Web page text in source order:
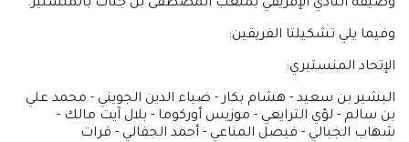
وضيفه النادي الإفريقي بملعب المصطفى بن جنات بالمنستير.
وفيما يلي تشكيلتا الفريقين:
الإتحاد المنستيري:
البشير بن سعيد - هشام بكار - ضياء الدين الجويني - محمد علي
بن سالم - لؤي الترايعي - موزيس أوركوما - بلال آيت مالك -
شهاب الجبالي - فيصل المناعي - أحمد الجفالي - فرات